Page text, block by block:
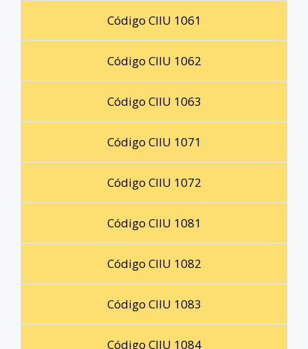
Código CIIU 1061
Código CIIU 1062
Código CIIU 1063
Código CIIU 1071
Código CIIU 1072
Código CIIU 1081
Código CIIU 1082
Código CIIU 1083
Código CIIU 1084